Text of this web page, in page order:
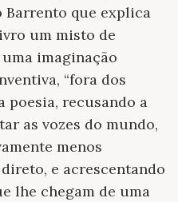
Barrento que explica
um misto de
imaginação
“fora dos
recusando a
as vozes do mundo,
menos
e acrescentando
lhe chegam de uma